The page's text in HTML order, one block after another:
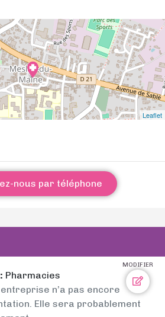
Leaflet
nous par téléphone
MODIFIER
Pharmacies
n’a pas encore
Elle sera probablement